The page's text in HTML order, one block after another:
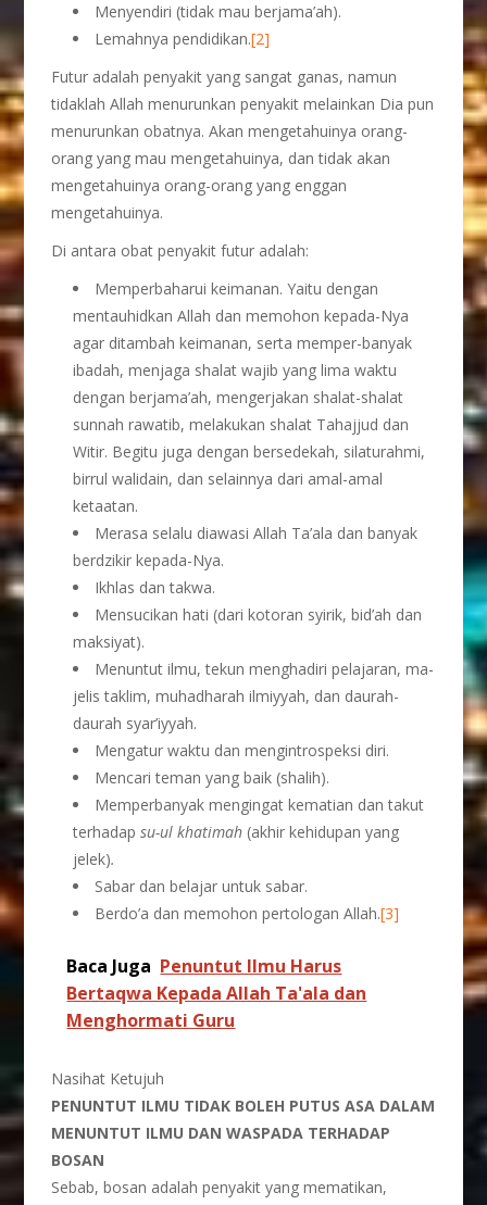
Menyendiri (tidak mau berjama’ah).
Lemahnya pendidikan.[2]
Futur adalah penyakit yang sangat ganas, namun
tidaklah Allah menurunkan penyakit melainkan Dia pun
menurunkan obatnya. Akan mengetahuinya orang-
orang yang mau mengetahuinya, dan tidak akan
mengetahuinya orang-orang yang enggan
mengetahuinya.
Di antara obat penyakit futur adalah:
Memperbaharui keimanan. Yaitu dengan
mentauhidkan Allah dan memohon kepada-Nya
agar ditambah keimanan, serta memper-banyak
ibadah, menjaga shalat wajib yang lima waktu
dengan berjama’ah, mengerjakan shalat-shalat
sunnah rawatib, melakukan shalat Tahajjud dan
Witir. Begitu juga dengan bersedekah, silaturahmi,
birrul walidain, dan selainnya dari amal-amal
ketaatan.
Merasa selalu diawasi Allah Ta’ala dan banyak
berdzikir kepada-Nya.
Ikhlas dan takwa.
Mensucikan hati (dari kotoran syirik, bid’ah dan
maksiyat).
Menuntut ilmu, tekun menghadiri pelajaran, ma-
jelis taklim, muhadharah ilmiyyah, dan daurah-
daurah syar’iyyah.
Mengatur waktu dan mengintrospeksi diri.
Mencari teman yang baik (shalih).
Memperbanyak mengingat kematian dan takut
terhadapsu-ul khatimah (akhir kehidupan yang
jelek).
Sabar dan belajar untuk sabar.
Berdo’a dan memohon pertologan Allah.[3]
Baca Juga Penuntut Ilmu Harus
Bertaqwa Kepada Allah Ta'ala dan
Menghormati Guru
Nasihat Ketujuh
PENUNTUT ILMU TIDAK BOLEH PUTUS ASA DALAM
MENUNTUT ILMU DAN WASPADA TERHADAP
BOSAN
Sebab, bosan adalah penyakit yang mematikan,